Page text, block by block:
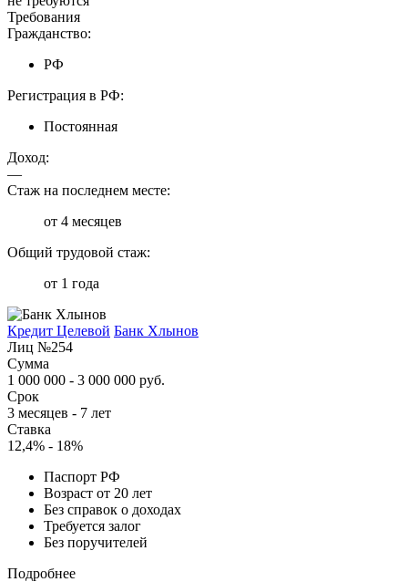
Требования
Гражданство:
РФ
Регистрация в РФ:
Постоянная
Доход:
—
Стаж на последнем месте:
от 4 месяцев
Общий трудовой стаж:
от 1 года
Кредит Целевой Банк Хлынов
Лиц №254
Сумма
1 000 000 - 3 000 000 руб.
Срок
3 месяцев - 7 лет
Ставка
12,4% - 18%
Паспорт РФ
Возраст от 20 лет
Без справок о доходах
Требуется залог
Без поручителей
Подробнее